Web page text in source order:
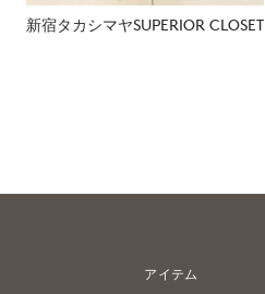
新宿タカシマヤSUPERIOR CLOSET
アイテム